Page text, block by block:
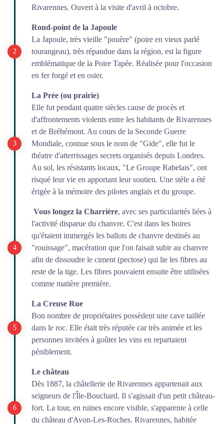
Rivarennes. Ouvert à la visite d'avril à octobre.
Rond-point de la Japoule
La Japoule, très vieille "pouère" (poire en vieux parlé
tourangeau), très répandue dans la région, est la figure
emblématique de la Poire Tapée. Réalisée pour l'occasion
en fer forgé et en osier.
La Prée (ou prairie)
Elle fut pendant quatre siècles cause de procès et
d'affrontements violents entre les habitants de Rivarennes
et de Bréhémont. Au cours de la Seconde Guerre
Mondiale, connue sous le nom de "Gide", elle fut le
théatre d'atterrissages secrets organisés depuis Londres.
Au sol, les résistants locaux, "Le Groupe Rabelais", ont
risqué leur vie en apportant leur soutien. Une stèle a été
érigée à la mémoire des pilotes anglais et du groupe.
Vous longez la Charrière, avec ses particularités liées à
l'activité disparue du chanvre. C'est dans les boires
qu'étaient immergés les ballots de chanvre destinés au
"rouissage", macération que l'on faisait subir au chanvre
afin de dissoudre le ciment (pectose) qui lie les fibres au
reste de la tige. Les fibres pouvaient ensuite être utilisées
comme matière première.
La Creuse Rue
Bon nombre de propriétaires possèdent une cave taillée
dans le roc. Elle était très réputée car très animée et les
personnes invitées à goûter les vins en repartaient
péniblement.
Le château
Dès 1887, la châtellerie de Rivarennes appartenait aux
seigneurs de l'Île-Bouchard. Il s'agissait d'un petit château-
fort. La tour, en ruines encore visible, s'apparente à celle
du château d'Avon-Les-Roches. Rivarennes, habitée